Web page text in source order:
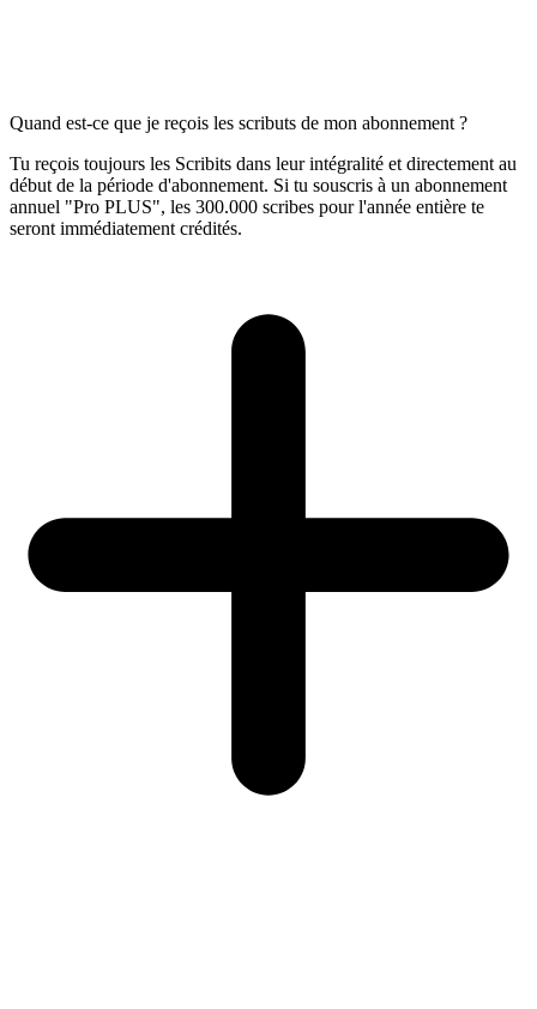
Quand est-ce que je reçois les scributs de mon abonnement ?
Tu reçois toujours les Scribits dans leur intégralité et directement au
début de la période d'abonnement. Si tu souscris à un abonnement
annuel "Pro PLUS", les 300.000 scribes pour l'année entière te
seront immédiatement crédités.